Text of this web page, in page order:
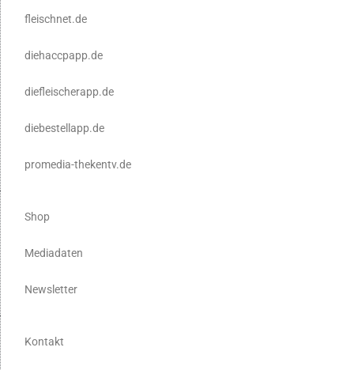
fleischnet.de
diehaccpapp.de
diefleischerapp.de
diebestellapp.de
promedia-thekentv.de
Shop
Mediadaten
Newsletter
Kontakt